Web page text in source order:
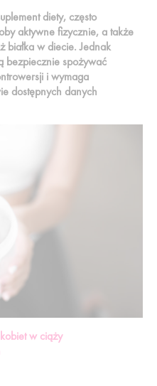
diety, często
aktywne fizycznie, a także
białka w diecie. Jednak
bezpiecznie spożywać
i wymaga
dostępnych danych
w ciąży